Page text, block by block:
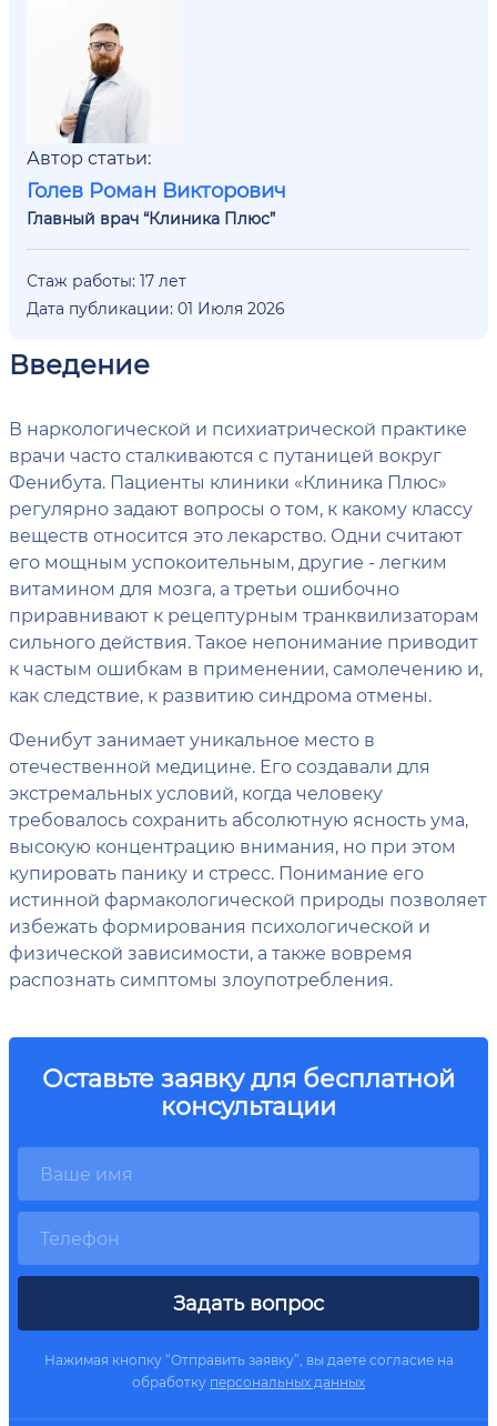
Автор статьи:
Голев Роман Викторович
Главный врач “Клиника Плюс”
Стаж работы: 17 лет
Дата публикации: 01 Июля 2026
Введение
В наркологической и психиатрической практике
врачи часто сталкиваются с путаницей вокруг
Фенибута. Пациенты клиники «Клиника Плюс»
регулярно задают вопросы о том, к какому классу
веществ относится это лекарство. Одни считают
его мощным успокоительным, другие - легким
витамином для мозга, а третьи ошибочно
приравнивают к рецептурным транквилизаторам
сильного действия. Такое непонимание приводит
к частым ошибкам в применении, самолечению и,
как следствие, к развитию синдрома отмены.
Фенибут занимает уникальное место в
отечественной медицине. Его создавали для
экстремальных условий, когда человеку
требовалось сохранить абсолютную ясность ума,
высокую концентрацию внимания, но при этом
купировать панику и стресс. Понимание его
истинной фармакологической природы позволяет
избежать формирования психологической и
физической зависимости, а также вовремя
распознать симптомы злоупотребления.
Оставьте заявку для бесплатной
консультации
Задать вопрос
Нажимая кнопку “Отправить заявку”, вы даете согласие на
обработку персональных данных